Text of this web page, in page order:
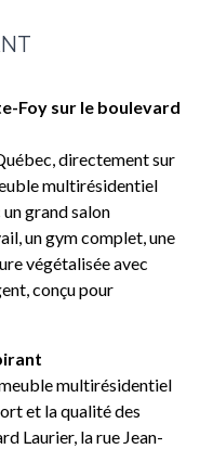
Foy sur le boulevard
directement sur
multirésidentiel
grand salon
un gym complet, une
végétalisée avec
conçu pour
multirésidentiel
et la qualité des
Laurier, la rue Jean-